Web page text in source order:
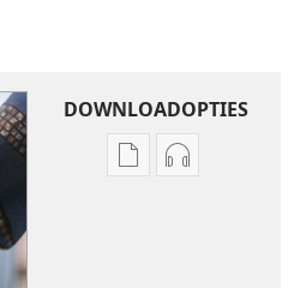
DOWNLOADOPTIES
Downloadopties